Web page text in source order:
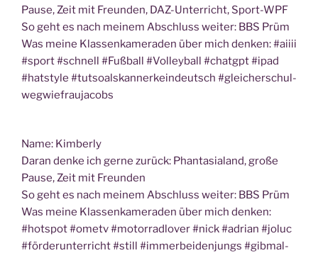
Pau­se, Zeit mit Freun­den, DAZ-Unter­richt, Sport-WPF
So geht es nach mei­nem Abschluss wei­ter: BBS Prüm
Was mei­ne Klas­sen­ka­me­ra­den über mich den­ken: #aiiii
#sport #schnell #Fuß­ball #Vol­ley­ball #chatgpt #ipad
#hat­style #tut­so­als­kan­nerk­ein­deutsch #glei­cher­schul­
weg­wie­frau­ja­cobs
Name: Kim­ber­ly
Dar­an den­ke ich ger­ne zurück: Phan­ta­sia­land, gro­ße
Pau­se, Zeit mit Freunden
So geht es nach mei­nem Abschluss wei­ter: BBS Prüm
Was mei­ne Klas­sen­ka­me­ra­den über mich den­ken:
#hot­spot #ometv #motor­rad­l­over #nick #adri­an #joluc
#för­der­un­ter­richt #still #immer­bei­den­jungs #gib­mal­